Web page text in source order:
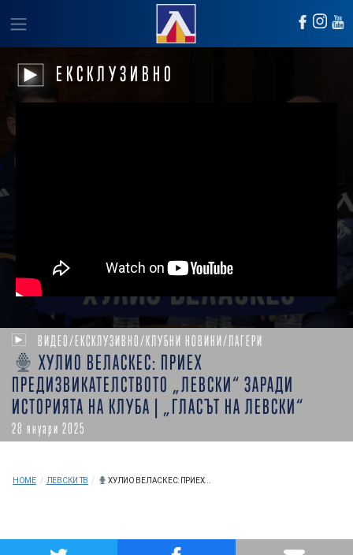
ЕКСКЛУЗИВНО
ВИДЕО/ЕКСКЛУЗИВНО/КЛУБНИ НОВИНИ/ЛАГЕРИ
ХУЛИО ВЕЛАСКЕС: ПРИЕХ
ПРЕДИЗВИКАТЕЛСТВОТО „ЛЕВСКИ“ ЗАРАДИ
ИСТОРИЯТА НА КЛУБА | „ГЛАСЪТ НА ЛЕВСКИ“
28 януари 2025
HOME / ЛЕВСКИ ТВ / ХУЛИО ВЕЛАСКЕС: ПРИЕХ...